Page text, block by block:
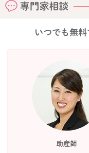
専門家相談
いつでも無
助産師